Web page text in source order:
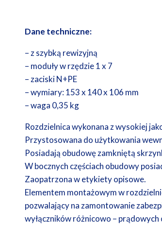
Dane techniczne:
– z szybką rewizyjną
– moduły w rzędzie 1 x 7
– zaciski N+PE
– wymiary: 153 x 140 x 106 mm
– waga 0,35 kg
Rozdzielnica wykonana z wysokiej
Przystosowana do użytkowania
Posiadają obudowę zamkniętą
W bocznych częściach obudowy
Zaopatrzona w etykiety opisowe.
Elementem montażowym w
pozwalający na zamontowanie
wyłączników różnicowo –